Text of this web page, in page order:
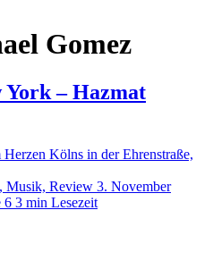
Gomez
York – Hazmat
Kölns in der Ehrenstraße,
Musik, Review 3. November
6 3 min Lesezeit